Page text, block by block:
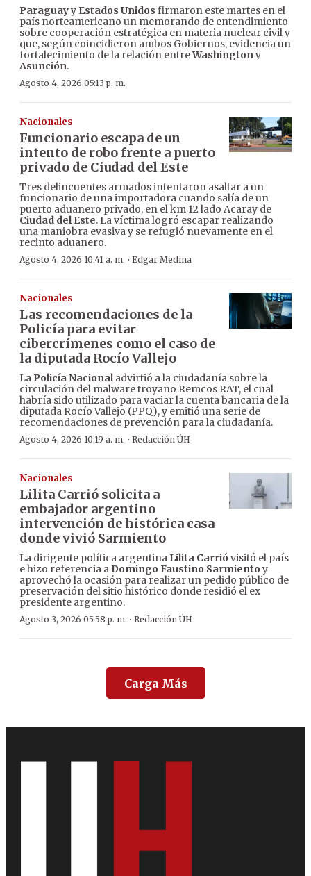
Paraguayy Estados Unidos firmaron este martes en el
país norteamericano un memorando de entendimiento
sobre cooperación estratégica en materia nuclear civil y
que, según coincidieron ambos Gobiernos, evidencia un
fortalecimiento de la relación entreWashingtony
Asunción.
Agosto 4, 2026 05:13 p. m.
Nacionales
Funcionario escapa de un
intento de robo frente a puerto
privado de Ciudad del Este
Tres delincuentes armados intentaron asaltar a un
funcionario de una importadora cuando salía de un
puerto aduanero privado, en el km 12 lado Acaray de
Ciudad del Este. La víctima logró escapar realizando
una maniobra evasiva y se refugió nuevamente en el
recinto aduanero.
Agosto 4, 2026 10:41 a. m. · Edgar Medina
Nacionales
Las recomendaciones de la
Policía para evitar
cibercrímenes como el caso de
la diputada Rocío Vallejo
La Policía Nacionaladvirtió a la ciudadanía sobre la
circulación del malware troyano Remcos RAT, el cual
habría sido utilizado para vaciar la cuenta bancaria de la
diputada Rocío Vallejo (PPQ), y emitió una serie de
recomendaciones de prevención para la ciudadanía.
Agosto 4, 2026 10:19 a. m. · Redacción ÚH
Nacionales
Lilita Carrió solicita a
embajador argentino
intervención de histórica casa
donde vivió Sarmiento
La dirigente política argentina Lilita Carrió visitó el país
e hizo referencia a Domingo Faustino Sarmiento y
aprovechó la ocasión para realizar un pedido público de
preservación del sitio histórico donde residió el ex
presidente argentino.
Agosto 3, 2026 05:58 p. m. · Redacción ÚH
Carga Más